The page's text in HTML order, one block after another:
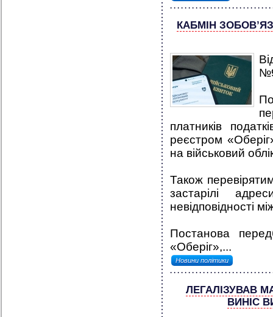
КАБМІН
платників
реєстром
на військовий
Також
застарілі
невідповідності
Постанова
«Оберіг»,...
Новини політики
ЛЕГАЛІЗУВАВ
ВИНІС